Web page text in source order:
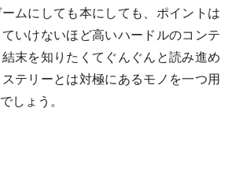
ムにしても本にしても、ポイントは
いけないほど高いハードルのコンテ
末を知りたくてぐんぐんと読み進め
テリーとは対極にあるモノを一つ用
しょう。